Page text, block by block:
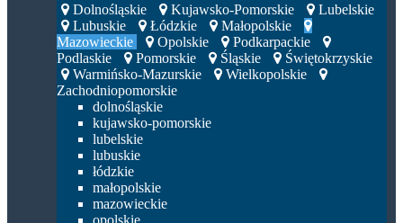
Dolnośląskie Kujawsko-Pomorskie
Lubelskie
Lubuskie
Łódzkie
Małopolskie
Mazowieckie
Opolskie
Podkarpackie
Podlaskie
Pomorskie Śląskie
Świętokrzyskie
Warmińsko-Mazurskie
Wielkopolskie
Zachodniopomorskie
dolnośląskie
kujawsko-pomorskie
lubelskie
lubuskie
łódzkie
małopolskie
mazowieckie
opolskie